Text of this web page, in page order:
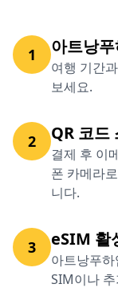
1 아트낭
여행 기간
보세요.
2 QR 코드
결제 후 이
폰 카메라
니다.
3 eSIM 활
아트낭푸
SIM이나